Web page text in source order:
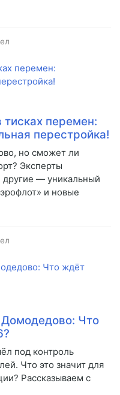
перемен:
перестройка!
но сможет ли
Эксперты
другие — уникальный
и новые
Что
под контроль
Что это значит для
Рассказываем с